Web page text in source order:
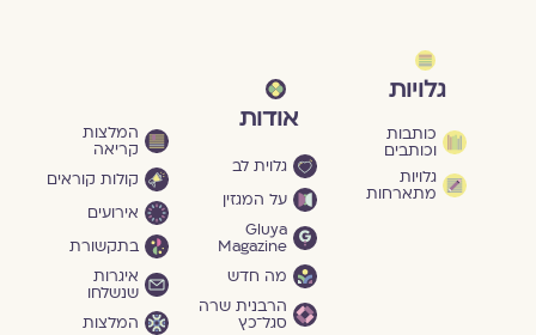
גלויות
כותבות
וכותבים
גלויות
מתארחות
אודות
גלוית לב
על המגזין
Gluya
Magazine
מה חדש
הרבנית שרה
סגל־כץ
המלצות
קריאה
קולות קוראים
אירועים
בתקשורת
איגרות
שנשלחו
המלצות